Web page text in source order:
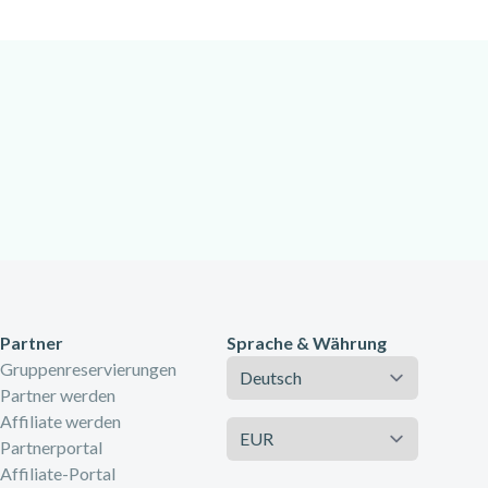
Partner
Gruppenreservierungen
Partner werden
Affiliate werden
Partnerportal
Affiliate-Portal
Sprache & Währung
Sprache
Währung